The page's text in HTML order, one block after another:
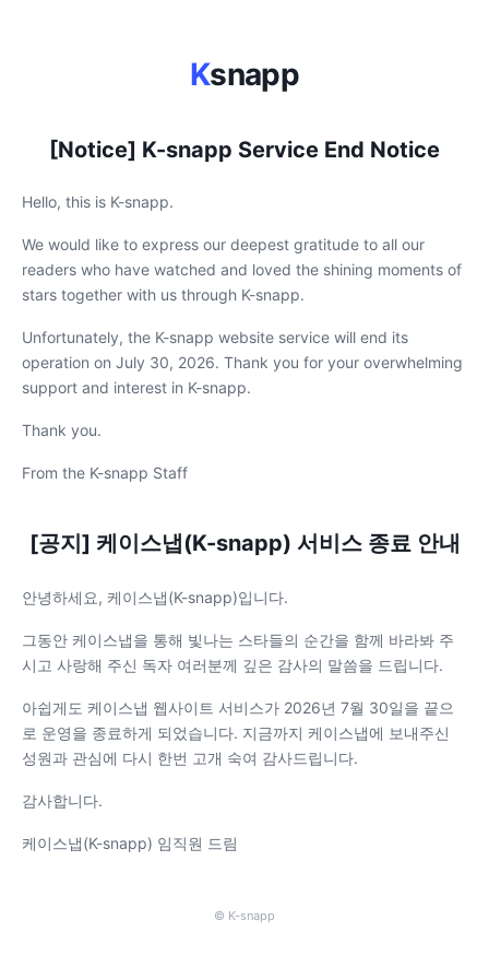
Ksnapp
[Notice] K-snapp Service End Notice
Hello, this is K-snapp.
We would like to express our deepest gratitude to all our
readers who have watched and loved the shining moments of
stars together with us through K-snapp.
Unfortunately, the K-snapp website service will end its
operation on July 30, 2026. Thank you for your overwhelming
support and interest in K-snapp.
Thank you.
From the K-snapp Staff
[공지] 케이스냅(K-snapp) 서비스 종료 안내
안녕하세요, 케이스냅(K-snapp)입니다.
그동안 케이스냅을 통해 빛나는 스타들의 순간을 함께 바라봐 주
시고 사랑해 주신 독자 여러분께 깊은 감사의 말씀을 드립니다.
아쉽게도 케이스냅 웹사이트 서비스가 2026년 7월 30일을 끝으
로 운영을 종료하게 되었습니다. 지금까지 케이스냅에 보내주신
성원과 관심에 다시 한번 고개 숙여 감사드립니다.
감사합니다.
케이스냅(K-snapp) 임직원 드림
© K-snapp